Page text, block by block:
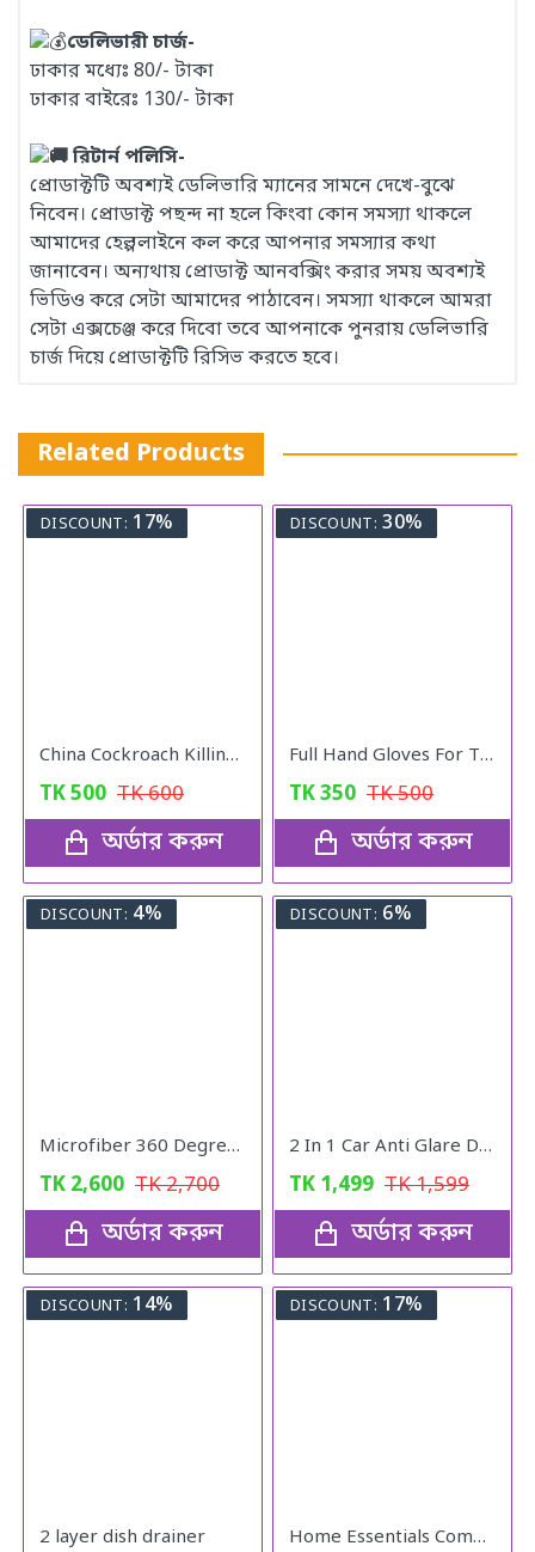
ডেলিভারী চার্জ-
ঢাকার মধ্যেঃ 80/- টাকা
ঢাকার বাইরেঃ 130/- টাকা
রিটার্ন পলিসি-
প্রোডাক্টটি অবশ্যই ডেলিভারি ম্যানের সামনে দেখে-বুঝে
নিবেন। প্রোডাক্ট পছন্দ না হলে কিংবা কোন সমস্যা থাকলে
আমাদের হেল্পলাইনে কল করে আপনার সমস্যার কথা
জানাবেন। অন্যথায় প্রোডাক্ট আনবক্সিং করার সময় অবশ্যই
ভিডিও করে সেটা আমাদের পাঠাবেন। সমস্যা থাকলে আমরা
সেটা এক্সচেঞ্জ করে দিবো তবে আপনাকে পুনরায় ডেলিভারি
চার্জ দিয়ে প্রোডাক্টটি রিসিভ করতে হবে।
Related Products
DISCOUNT: 17%
China Cockroach Killing Catch
TK500 TK600
অর্ডার করুন
DISCOUNT: 30%
Full Hand Gloves For The Kitchen
TK350 TK500
অর্ডার করুন
DISCOUNT: 4%
Microfiber 360 Degree Regular Rotary/Spin Mop Floor Cleaning Mop
TK 2,600 TK2,700
অর্ডার করুন
DISCOUNT: 6%
2 In 1 Car Anti Glare Day And Night Sun visor Mirrors
TK 1,499 TK1,599
অর্ডার করুন
DISCOUNT: 14%
2 layer dish drainer
DISCOUNT: 17%
Home Essentials Combo Pack